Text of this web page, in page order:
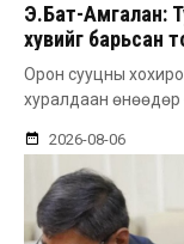
Э.Бат-Амгалан:
хувийг барьсан
авдаг болгоно
Орон сууцны
хуралдаан өнөөдөр
2026-08-06